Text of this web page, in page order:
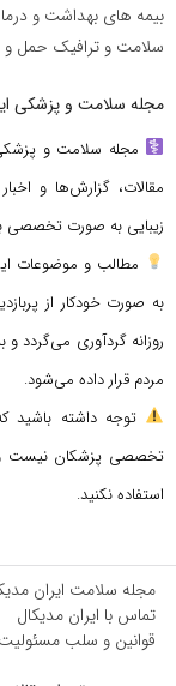
بیمه های بهداشت و
سلامت و ترافیک حمل و
مجله سلامت و پزشکی
مجله سلامت و پزشکی
مقالات، گزارش‌ها و
زیبایی به صورت تخصصی
مطالب و موضوعات
به صورت خودکار از
روزانه گردآوری می‌گردد
مردم قرار داده می‌شود.
توجه داشته باشید
تخصصی پزشکان نیست و
استفاده نکنید.
مجله سلامت ایران
تماس با ایران مدیکال
قوانین و سلب مسئولیت